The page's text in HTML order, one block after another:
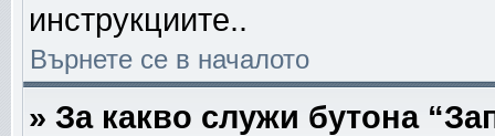
инструкциите..
Върнете се в началото
» За какво служи бутона